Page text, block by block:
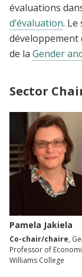
évaluations
d’évaluation. Le
développement
de la Gender
Sector
Pamela Jakiela
Co-chair/chaire,
Professor of
Williams College